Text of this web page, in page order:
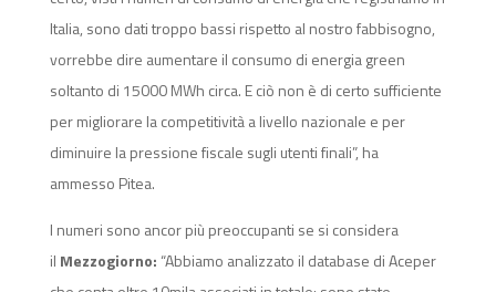
Italia, sono dati troppo bassi rispetto al nostro fabbisogno,
vorrebbe dire aumentare il consumo di energia green
soltanto di 15000 MWh circa. E ciò non è di certo sufficiente
per migliorare la competitività a livello nazionale e per
diminuire la pressione fiscale sugli utenti finali”, ha
ammesso Pitea.
I numeri sono ancor più preoccupanti se si considera
il Mezzogiorno: “Abbiamo analizzato il database di Aceper